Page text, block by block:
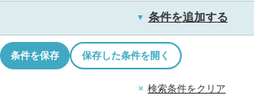
▼ 条件を追加する
条件を保存 保存した条件を開く
× 検索条件をクリア